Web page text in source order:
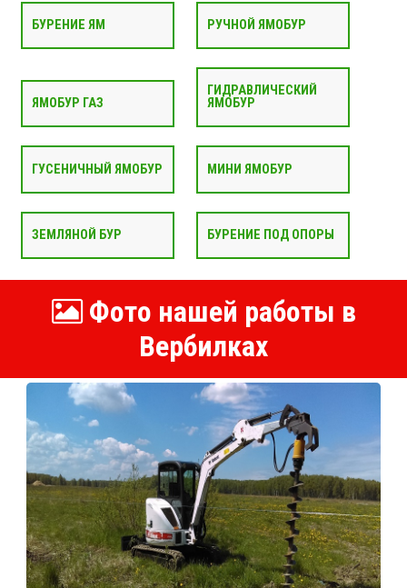
БУРЕНИЕ ЯМ РУЧНОЙ ЯМОБУР
ЯМОБУР ГАЗ
ГИДРАВЛИЧЕСКИЙ
ЯМОБУР
ГУСЕНИЧНЫЙ ЯМОБУР МИНИ ЯМОБУР
ЗЕМЛЯНОЙ БУР БУРЕНИЕ ПОД ОПОРЫ
Фото нашей работы в
Вербилках